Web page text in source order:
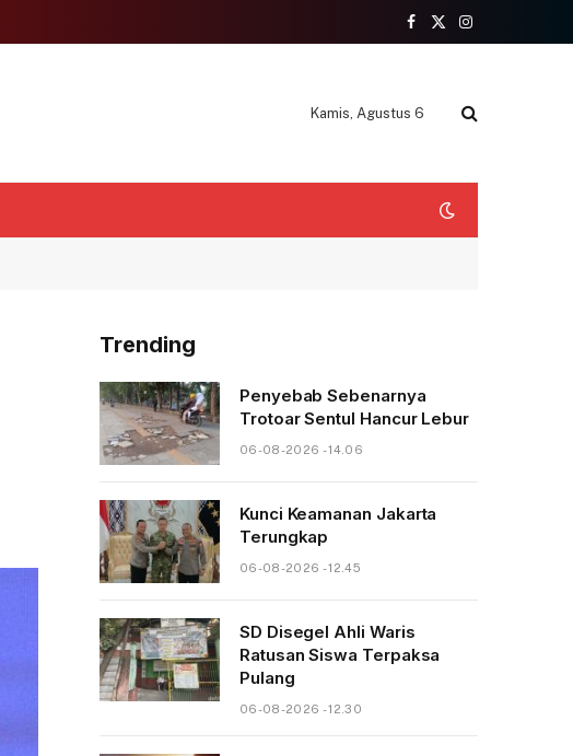
Facebook
X
Instagram
Kamis, Agustus 6
Trending
Penyebab Sebenarnya
Trotoar Sentul Hancur Lebur
06-08-2026 - 14.06
Kunci Keamanan Jakarta
Terungkap
06-08-2026 - 12.45
SD Disegel Ahli Waris
Ratusan Siswa Terpaksa
Pulang
06-08-2026 - 12.30